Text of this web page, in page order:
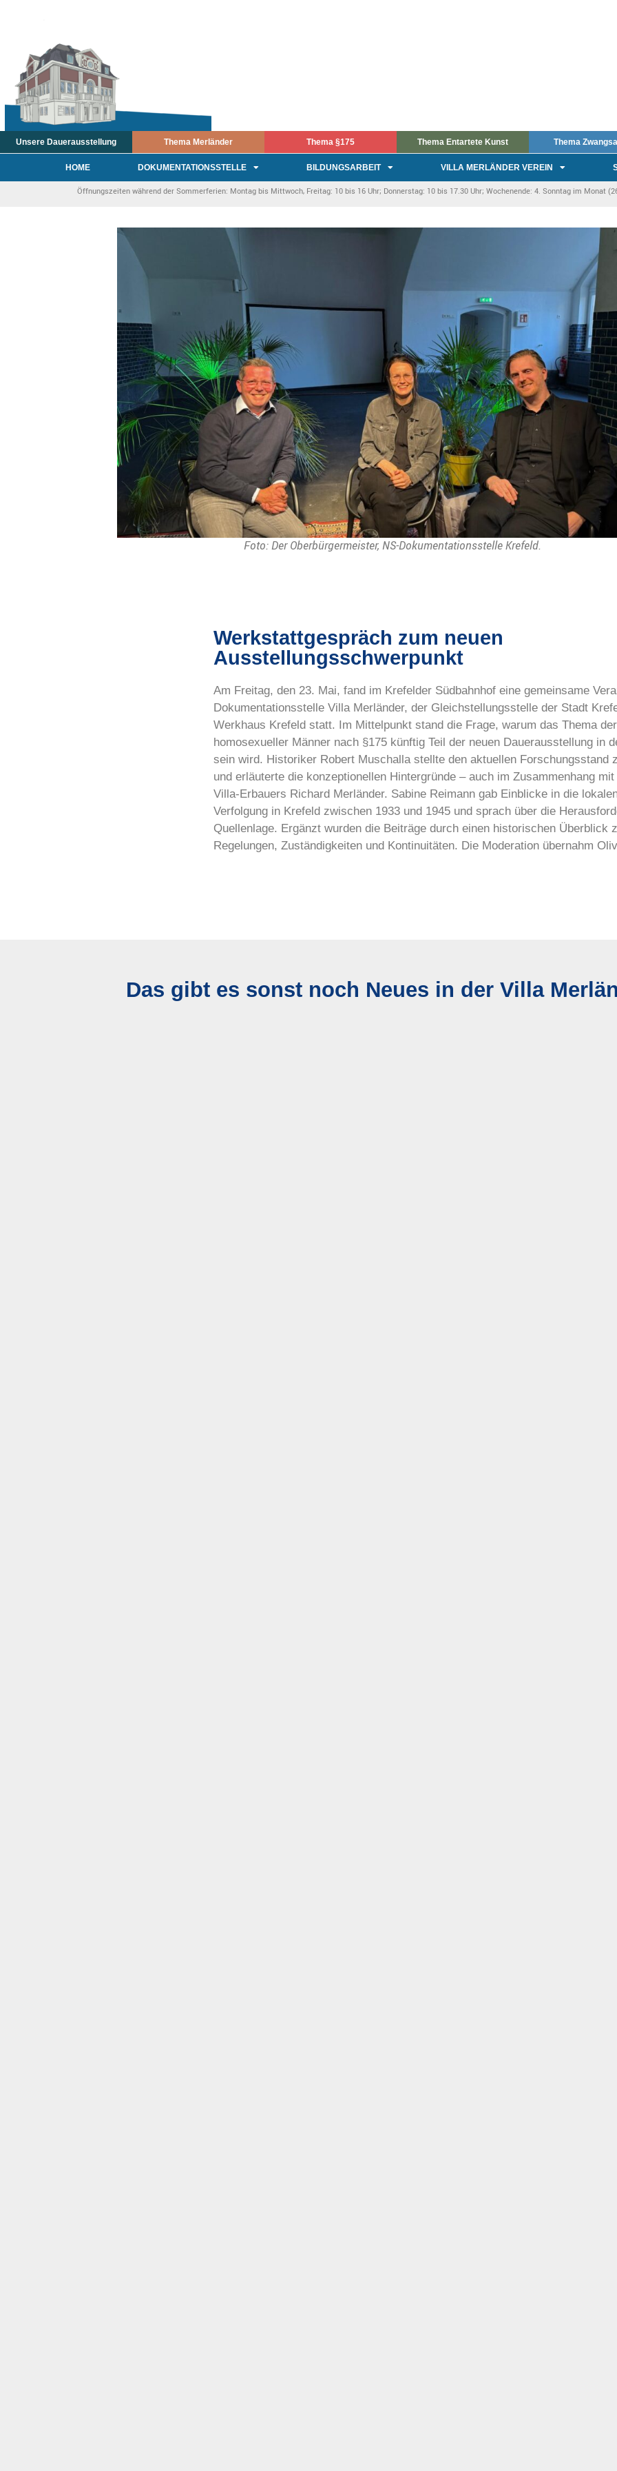
Unsere Dauerausstellung Thema Merländer Thema §175 Thema Entartete Kunst Thema
HOME DOKUMENTATIONSSTELLE BILDUNGSARBEIT VILLA MERLÄNDER VEREIN
Öffnungszeiten während der Sommerferien: Montag bis Mittwoch, Freitag: 10 bis 16 Uhr; Donnerstag: 10 bis 17.30 Uhr; Wochenende: 4. Sonntag im Monat
Foto: Der Oberbürgermeister, NS-Dokumentationsstelle Krefeld.
Werkstattgespräch zum neuen
Ausstellungsschwerpunkt
Am Freitag, den 23. Mai, fand im Krefelder Südbahnhof eine gemeinsame
Dokumentationsstelle Villa Merländer, der Gleichstellungsstelle der Stadt
Werkhaus Krefeld statt. Im Mittelpunkt stand die Frage, warum das Thema
homosexueller Männer nach §175 künftig Teil der neuen Dauerausstellung in
sein wird. Historiker Robert Muschalla stellte den aktuellen Forschungsstand
und erläuterte die konzeptionellen Hintergründe – auch im Zusammenhang
Villa-Erbauers Richard Merländer. Sabine Reimann gab Einblicke in die
Verfolgung in Krefeld zwischen 1933 und 1945 und sprach über die
Quellenlage. Ergänzt wurden die Beiträge durch einen historischen Überblick
Regelungen, Zuständigkeiten und Kontinuitäten. Die Moderation übernahm
Das gibt es sonst noch Neues in der Villa